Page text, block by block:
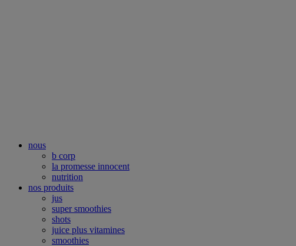
nous
b corp
la promesse innocent
nutrition
nos produits
jus
super smoothies
shots
juice plus vitamines
smoothies